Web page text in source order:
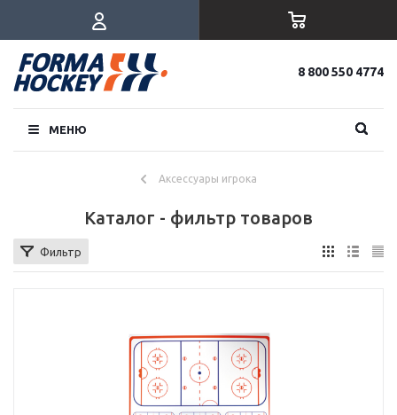
8 800 550 4774
МЕНЮ
Аксессуары игрока
Каталог - фильтр товаров
Фильтр